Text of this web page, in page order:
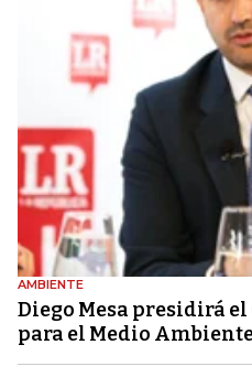
AMBIENTE
Diego Mesa presidirá el
para el Medio